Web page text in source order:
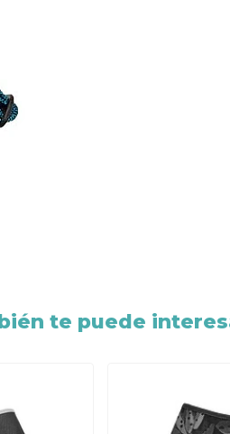
te puede